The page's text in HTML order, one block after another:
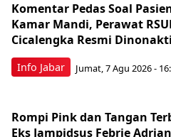
Info Jabar
Komentar Pedas Soal
Kamar Mandi, Perawat
Cicalengka Resmi
Jumat, 7 Agu 2026 -
Rompi Pink dan Tangan
Eks Jampidsus Febrie